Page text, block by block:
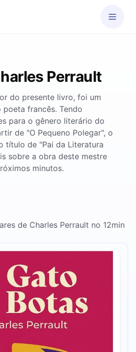
Perrault
do presente livro, foi um
francês. Tendo
para o gênero literário do
de "O Pequeno Polegar", o
título de "Pai da Literatura
sobre a obra deste mestre
minutos.
de Charles Perrault no 12min